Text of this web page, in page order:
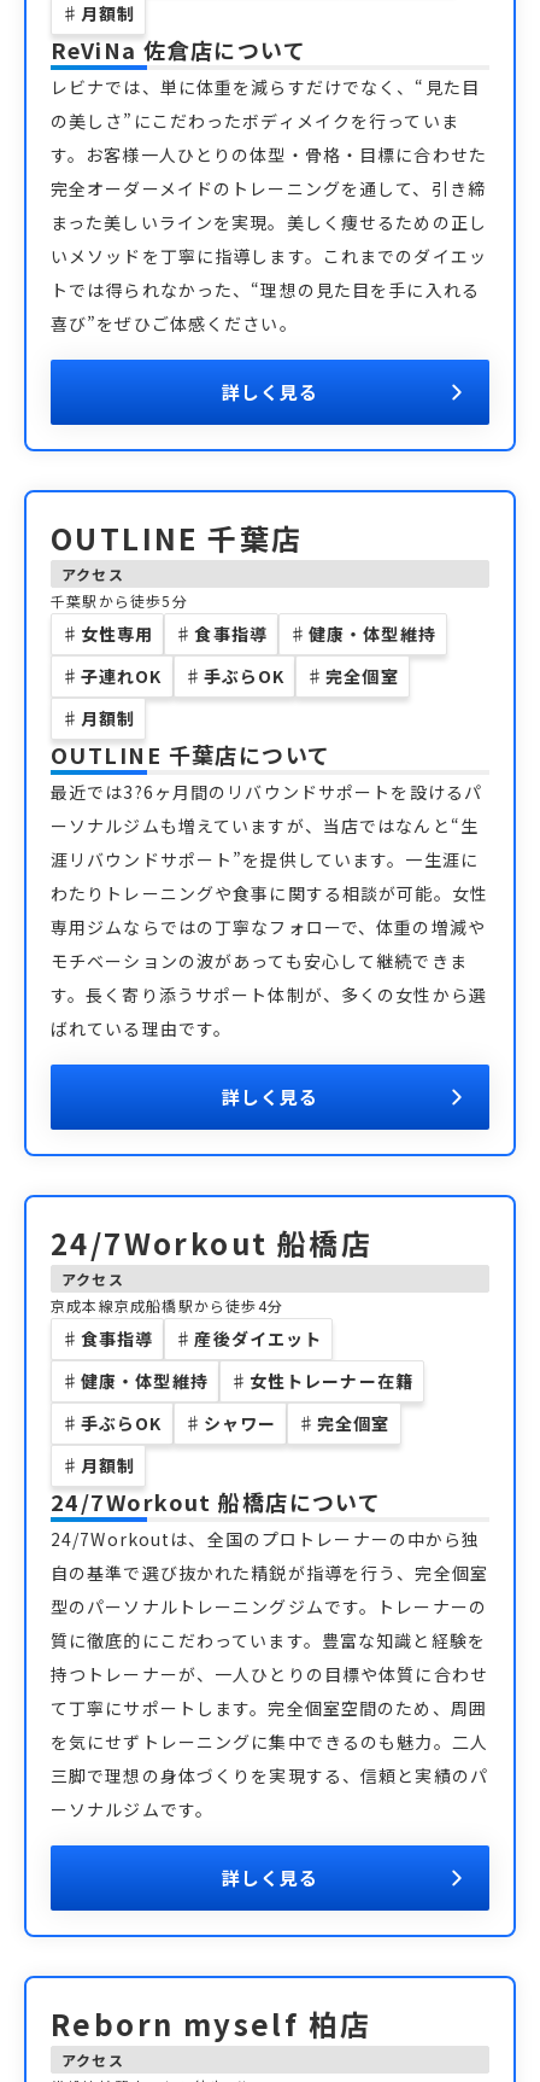
♯ 月額制
ReViNa 佐倉店について
レビナでは、単に体重を減らすだけでなく、“見た目
の美しさ”にこだわったボディメイクを行っていま
す。お客様一人ひとりの体型・骨格・目標に合わせた
完全オーダーメイドのトレーニングを通して、引き締
まった美しいラインを実現。美しく痩せるための正し
いメソッドを丁寧に指導します。これまでのダイエッ
トでは得られなかった、“理想の見た目を手に入れる
喜び”をぜひご体感ください。
詳しく見る
OUTLINE 千葉店
アクセス
千葉駅から徒歩5分
♯ 女性専用 ♯ 食事指導 ♯ 健康・体型維持
♯ 子連れOK ♯ 手ぶらOK ♯ 完全個室
♯ 月額制
OUTLINE 千葉店について
最近では3?6ヶ月間のリバウンドサポートを設けるパ
ーソナルジムも増えていますが、当店ではなんと“生
涯リバウンドサポート”を提供しています。一生涯に
わたりトレーニングや食事に関する相談が可能。女性
専用ジムならではの丁寧なフォローで、体重の増減や
モチベーションの波があっても安心して継続できま
す。長く寄り添うサポート体制が、多くの女性から選
ばれている理由です。
詳しく見る
24/7Workout 船橋店
アクセス
京成本線京成船橋駅から徒歩4分
♯ 食事指導 ♯ 産後ダイエット
♯ 健康・体型維持 ♯ 女性トレーナー在籍
♯ 手ぶらOK ♯ シャワー ♯ 完全個室
♯ 月額制
24/7Workout 船橋店について
24/7Workoutは、全国のプロトレーナーの中から独
自の基準で選び抜かれた精鋭が指導を行う、完全個室
型のパーソナルトレーニングジムです。トレーナーの
質に徹底的にこだわっています。豊富な知識と経験を
持つトレーナーが、一人ひとりの目標や体質に合わせ
て丁寧にサポートします。完全個室空間のため、周囲
を気にせずトレーニングに集中できるのも魅力。二人
三脚で理想の身体づくりを実現する、信頼と実績のパ
ーソナルジムです。
詳しく見る
Reborn myself 柏店
アクセス